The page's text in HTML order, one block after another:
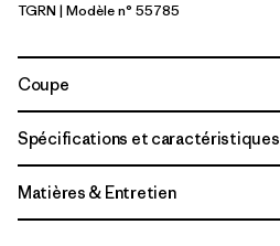
Tent Green
TGRN | Modèle n° 55785
Coupe
Spécifications et caractéristiques
Matières & Entretien